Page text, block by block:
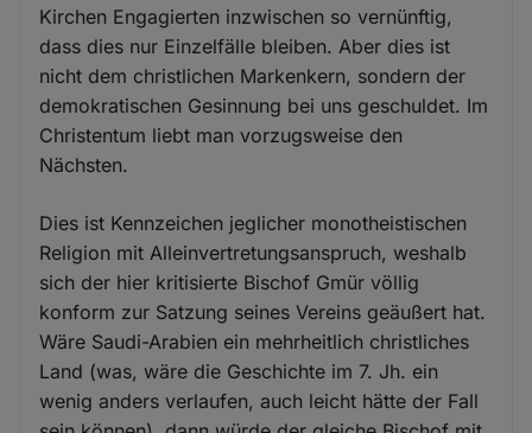
Kirchen Engagierten inzwischen so vernünftig,
dass dies nur Einzelfälle bleiben. Aber dies ist
nicht dem christlichen Markenkern, sondern der
demokratischen Gesinnung bei uns geschuldet. Im
Christentum liebt man vorzugsweise den
Nächsten.
Dies ist Kennzeichen jeglicher monotheistischen
Religion mit Alleinvertretungsanspruch, weshalb
sich der hier kritisierte Bischof Gmür völlig
konform zur Satzung seines Vereins geäußert hat.
Wäre Saudi-Arabien ein mehrheitlich christliches
Land (was, wäre die Geschichte im 7. Jh. ein
wenig anders verlaufen, auch leicht hätte der Fall